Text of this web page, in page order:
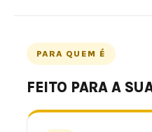
PARA QUEM É
FEITO PARA A